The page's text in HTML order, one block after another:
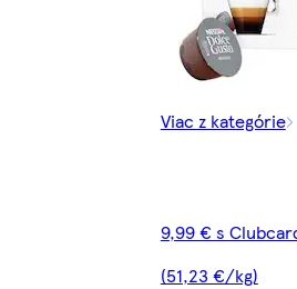
Viac z kategórie
9,99 € s
(51,23 €/kg)